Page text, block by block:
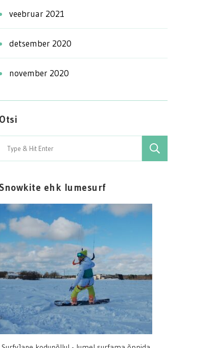
veebruar 2021
detsember 2020
november 2020
Otsi
Search
Snowkite ehk lumesurf